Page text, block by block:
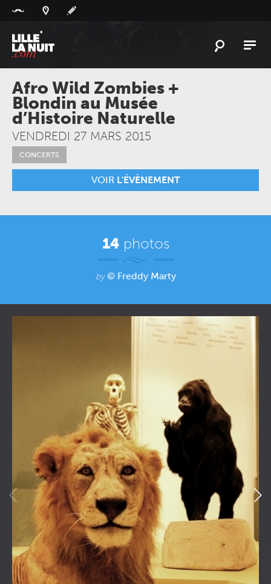
L' ACTU
L'AGENDA
LESLIEUX
LIVEREPORT
ÀGAGNER
Afro Wild Zombies +
Blondin au Musée
d’Histoire Naturelle
VENDREDI 27 MARS 2015
CONCERTS
VOIR L'ÉVÈNEMENT
14photos
by© Freddy Marty
Panneau de gestion des cookies